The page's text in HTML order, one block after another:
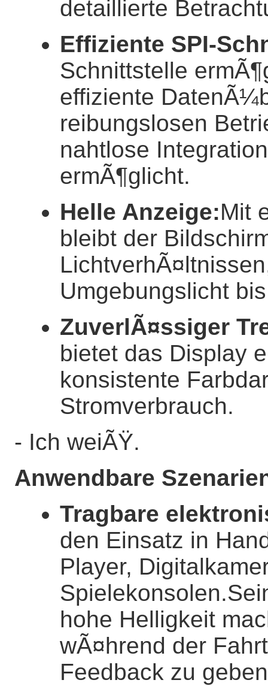
detaillierte
Effiziente SPI-
Schnittstelle
effiziente
reibungslosen
nahtlose
ermÃ¶glicht.
Helle Anzeige:Mit
bleibt der
Umgebungslicht
ZuverlÃ¤ssiger
bietet das Display
konsistente
Stromverbrauch.
- Ich weiÃŸ.
Anwendbare
Tragbare
den Einsatz in
Player,
hohe Helligkeit
wÃ¤hrend der
Feedback zu